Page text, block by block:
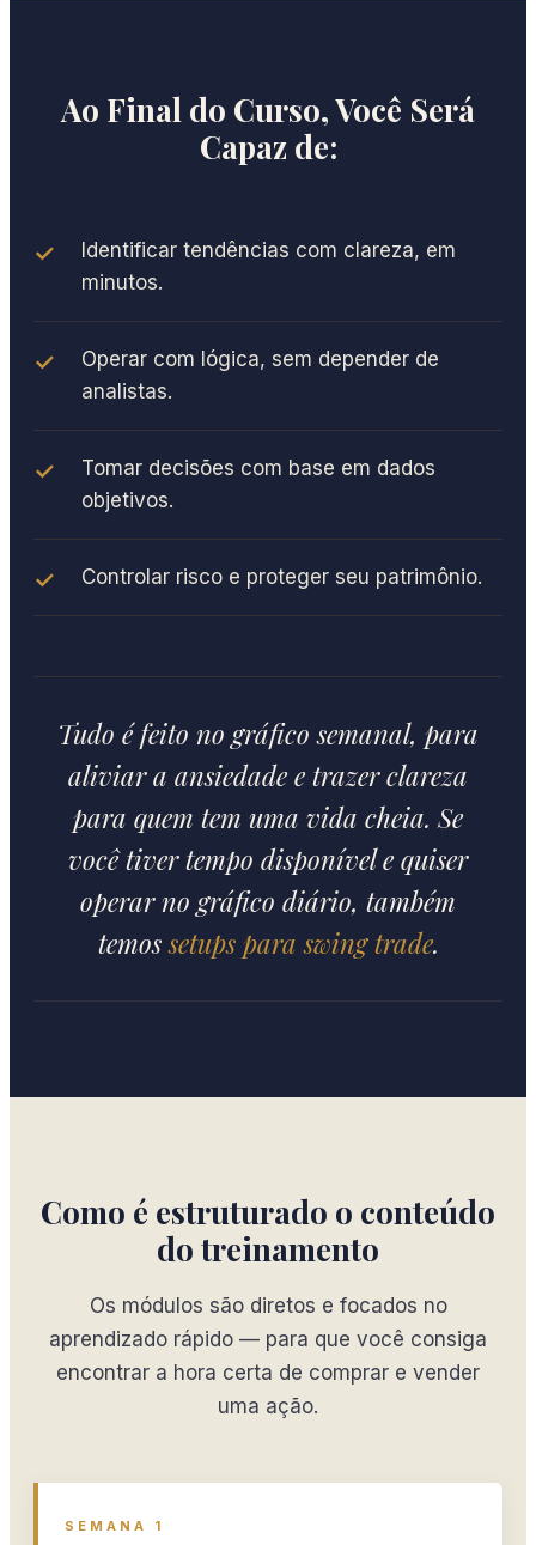
Ao Final do Curso, Você Será
Capaz de:
Identificar tendências com clareza, em
minutos.
Operar com lógica, sem depender de
analistas.
Tomar decisões com base em dados
objetivos.
Controlar risco e proteger seu patrimônio.
Tudo é feito no gráfico semanal, para
aliviar a ansiedade e trazer clareza
para quem tem uma vida cheia. Se
você tiver tempo disponível e quiser
operar no gráfico diário, também
temossetups para swing trade.
Como é estruturado o conteúdo
do treinamento
Os módulos são diretos e focados no
aprendizado rápido — para que você consiga
encontrar a hora certa de comprar e vender
uma ação.
SEMANA 1